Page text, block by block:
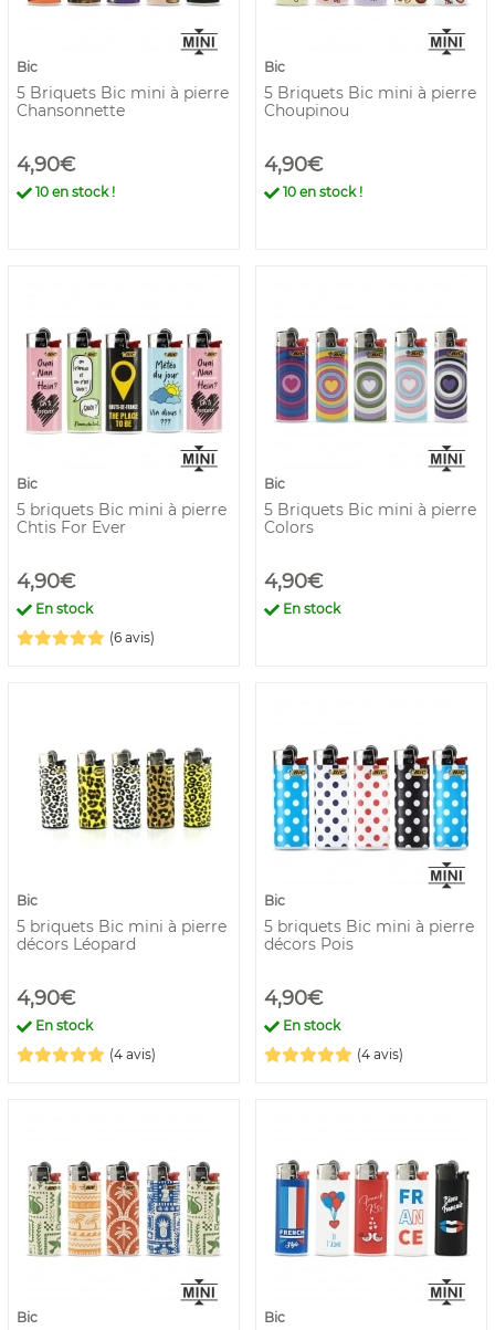
Bic
5 Briquets Bic mini à pierre
Chansonnette
4,90€
10 en stock !
Bic
5 Briquets Bic mini à pierre
Choupinou
4,90€
10 en stock !
Bic
5 briquets Bic mini à pierre
Chtis For Ever
4,90€
En stock
(6 avis)
Bic
5 Briquets Bic mini à pierre
Colors
4,90€
En stock
Bic
5 briquets Bic mini à pierre
décors Léopard
4,90€
En stock
(4 avis)
Bic
5 briquets Bic mini à pierre
décors Pois
4,90€
En stock
(4 avis)
Bic Bic